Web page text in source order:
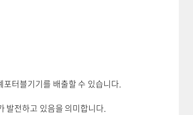
터블기기를 배출할 수 있습니다.
발전하고 있음을 의미합니다.